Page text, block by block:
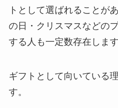
トとして選ばれることが
の日・クリスマスなどの
する人も一定数存在します
ギフトとして向いている
す。